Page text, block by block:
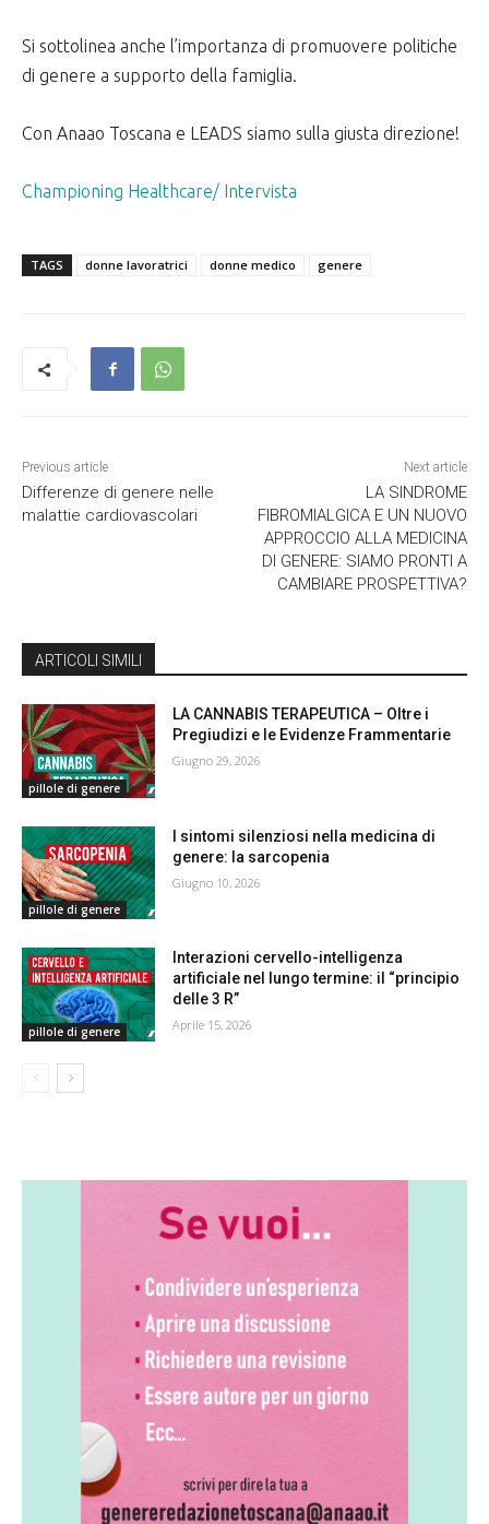
Si sottolinea anche l’importanza di promuovere politiche
di genere a supporto della famiglia.
Con Anaao Toscana e LEADS siamo sulla giusta direzione!
Championing Healthcare/ Intervista
TAGS donne lavoratrici donne medico genere
Previous article
Differenze di genere nelle
malattie cardiovascolari
Next article
LA SINDROME
FIBROMIALGICA E UN NUOVO
APPROCCIO ALLA MEDICINA
DI GENERE: SIAMO PRONTI A
CAMBIARE PROSPETTIVA?
ARTICOLI SIMILI
pillole di genere
LA CANNABIS TERAPEUTICA – Oltre i
Pregiudizi e le Evidenze Frammentarie
Giugno 29, 2026
pillole di genere
I sintomi silenziosi nella medicina di
genere: la sarcopenia
Giugno 10, 2026
pillole di genere
Interazioni cervello-intelligenza
artificiale nel lungo termine: il “principio
delle 3 R”
Aprile 15, 2026